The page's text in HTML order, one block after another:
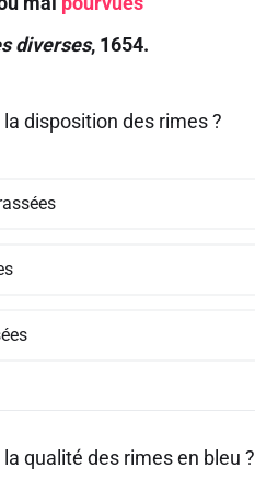
diverses, 1654.
disposition des rimes ?
qualité des rimes en bleu ?